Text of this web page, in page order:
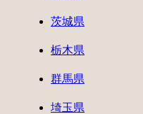
茨城県
栃木県
群馬県
埼玉県